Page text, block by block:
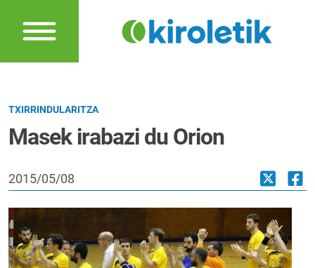
TXIRRINDULARITZA
Masek irabazi du Orion
2015/05/08